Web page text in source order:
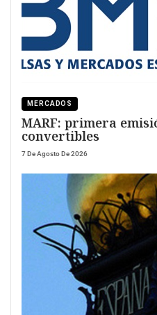
MERCADOS
MARF: primera
convertibles
7 De Agosto De 2026